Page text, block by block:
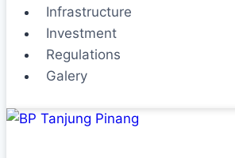
Infrastructure
Investment
Regulations
Galery